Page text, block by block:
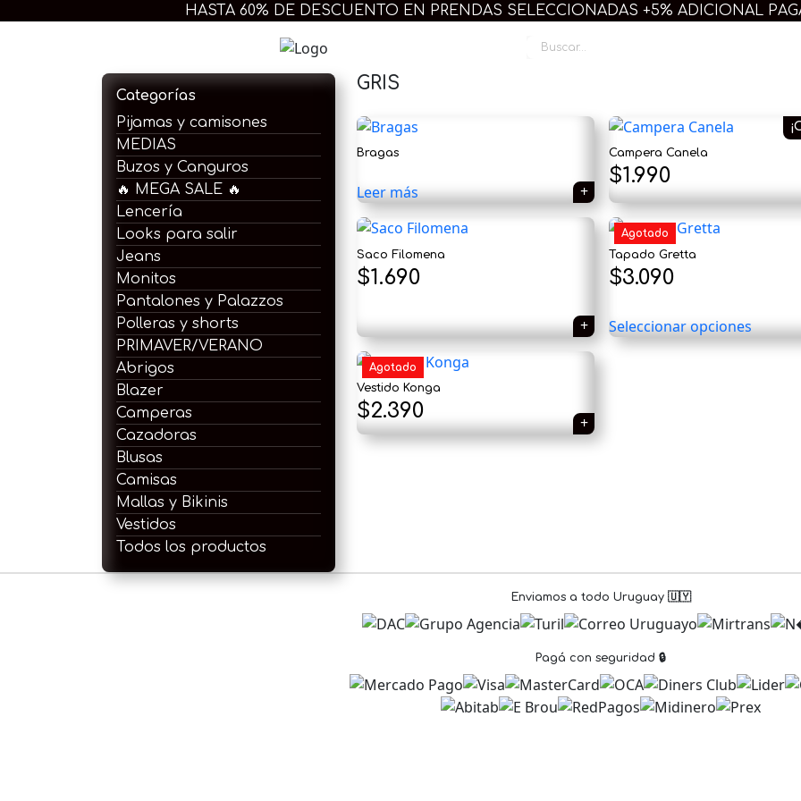
HASTA 60% DE DESCUENTO EN PRENDAS SELECCIONADAS +5% ADICIONAL
Extra Linda Plus
Categorías
Pijamas y camisones
MEDIAS
Buzos y Canguros
🔥 MEGA SALE 🔥
Lencería
Looks para salir
Jeans
Monitos
Pantalones y Palazzos
Polleras y shorts
PRIMAVER/VERANO
Abrigos
Blazer
Camperas
Cazadoras
Blusas
Camisas
Mallas y Bikinis
Vestidos
Todos los productos
GRIS
Bragas
Leer más
Campera Canela
El
precio
original
era:
$1.990El
precio
actual
es:
Saco Filomena
$1.690
Agotado
Tapado Gretta
$3.090
Seleccionar opciones
Agotado
Vestido Konga
$2.390
Enviamos a todo Uruguay 🇺🇾
Pagá con seguridad 🔒